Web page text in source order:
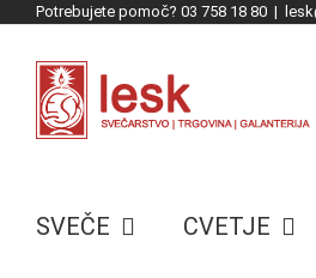
content
Potrebujete pomoč? 03 758 18 80 |
SVEČE CVETJE